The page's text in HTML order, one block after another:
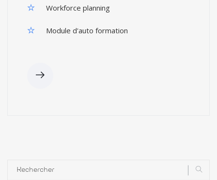
Workforce planning
Module d'auto formation